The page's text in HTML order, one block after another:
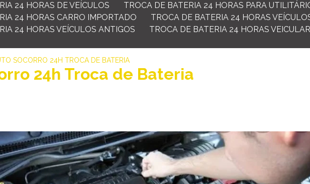
24 HORAS DE VEÍCULOS
TROCA DE BATERIA 24 HORAS PARA
24 HORAS CARRO IMPORTADO
TROCA DE BATERIA 24 HORAS
24 HORAS VEÍCULOS ANTIGOS
TROCA DE BATERIA 24 HORAS
SOCORRO 24H TROCA DE BATERIA
24h Troca de Bateria